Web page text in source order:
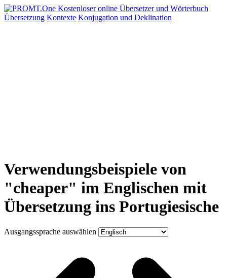
Übersetzung Kontexte Konjugation und Deklination
Verwendungsbeispiele von
"cheaper" im Englischen mit
Übersetzung ins Portugiesische
Ausgangssprache auswählen